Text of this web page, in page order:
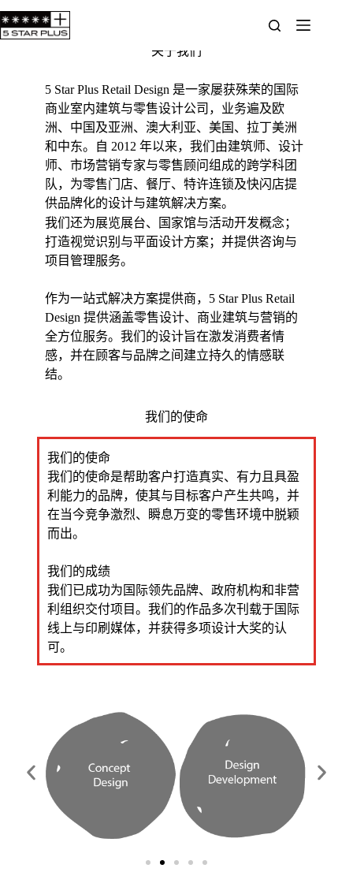
关于我们
5 Star Plus Retail Design 是一家屡获殊荣的国际
商业室内建筑与零售设计公司，业务遍及欧
洲、中国及亚洲、澳大利亚、美国、拉丁美洲
和中东。自 2012 年以来，我们由建筑师、设计
师、市场营销专家与零售顾问组成的跨学科团
队，为零售门店、餐厅、特许连锁及快闪店提
供品牌化的设计与建筑解决方案。
我们还为展览展台、国家馆与活动开发概念；
打造视觉识别与平面设计方案；并提供咨询与
项目管理服务。
作为一站式解决方案提供商，5 Star Plus Retail
Design 提供涵盖零售设计、商业建筑与营销的
全方位服务。我们的设计旨在激发消费者情
感，并在顾客与品牌之间建立持久的情感联
结。
我们的使命
我们的使命
我们的使命是帮助客户打造真实、有力且具盈
利能力的品牌，使其与目标客户产生共鸣，并
在当今竞争激烈、瞬息万变的零售环境中脱颖
而出。
我们的成绩
我们已成功为国际领先品牌、政府机构和非营
利组织交付项目。我们的作品多次刊载于国际
线上与印刷媒体，并获得多项设计大奖的认
可。